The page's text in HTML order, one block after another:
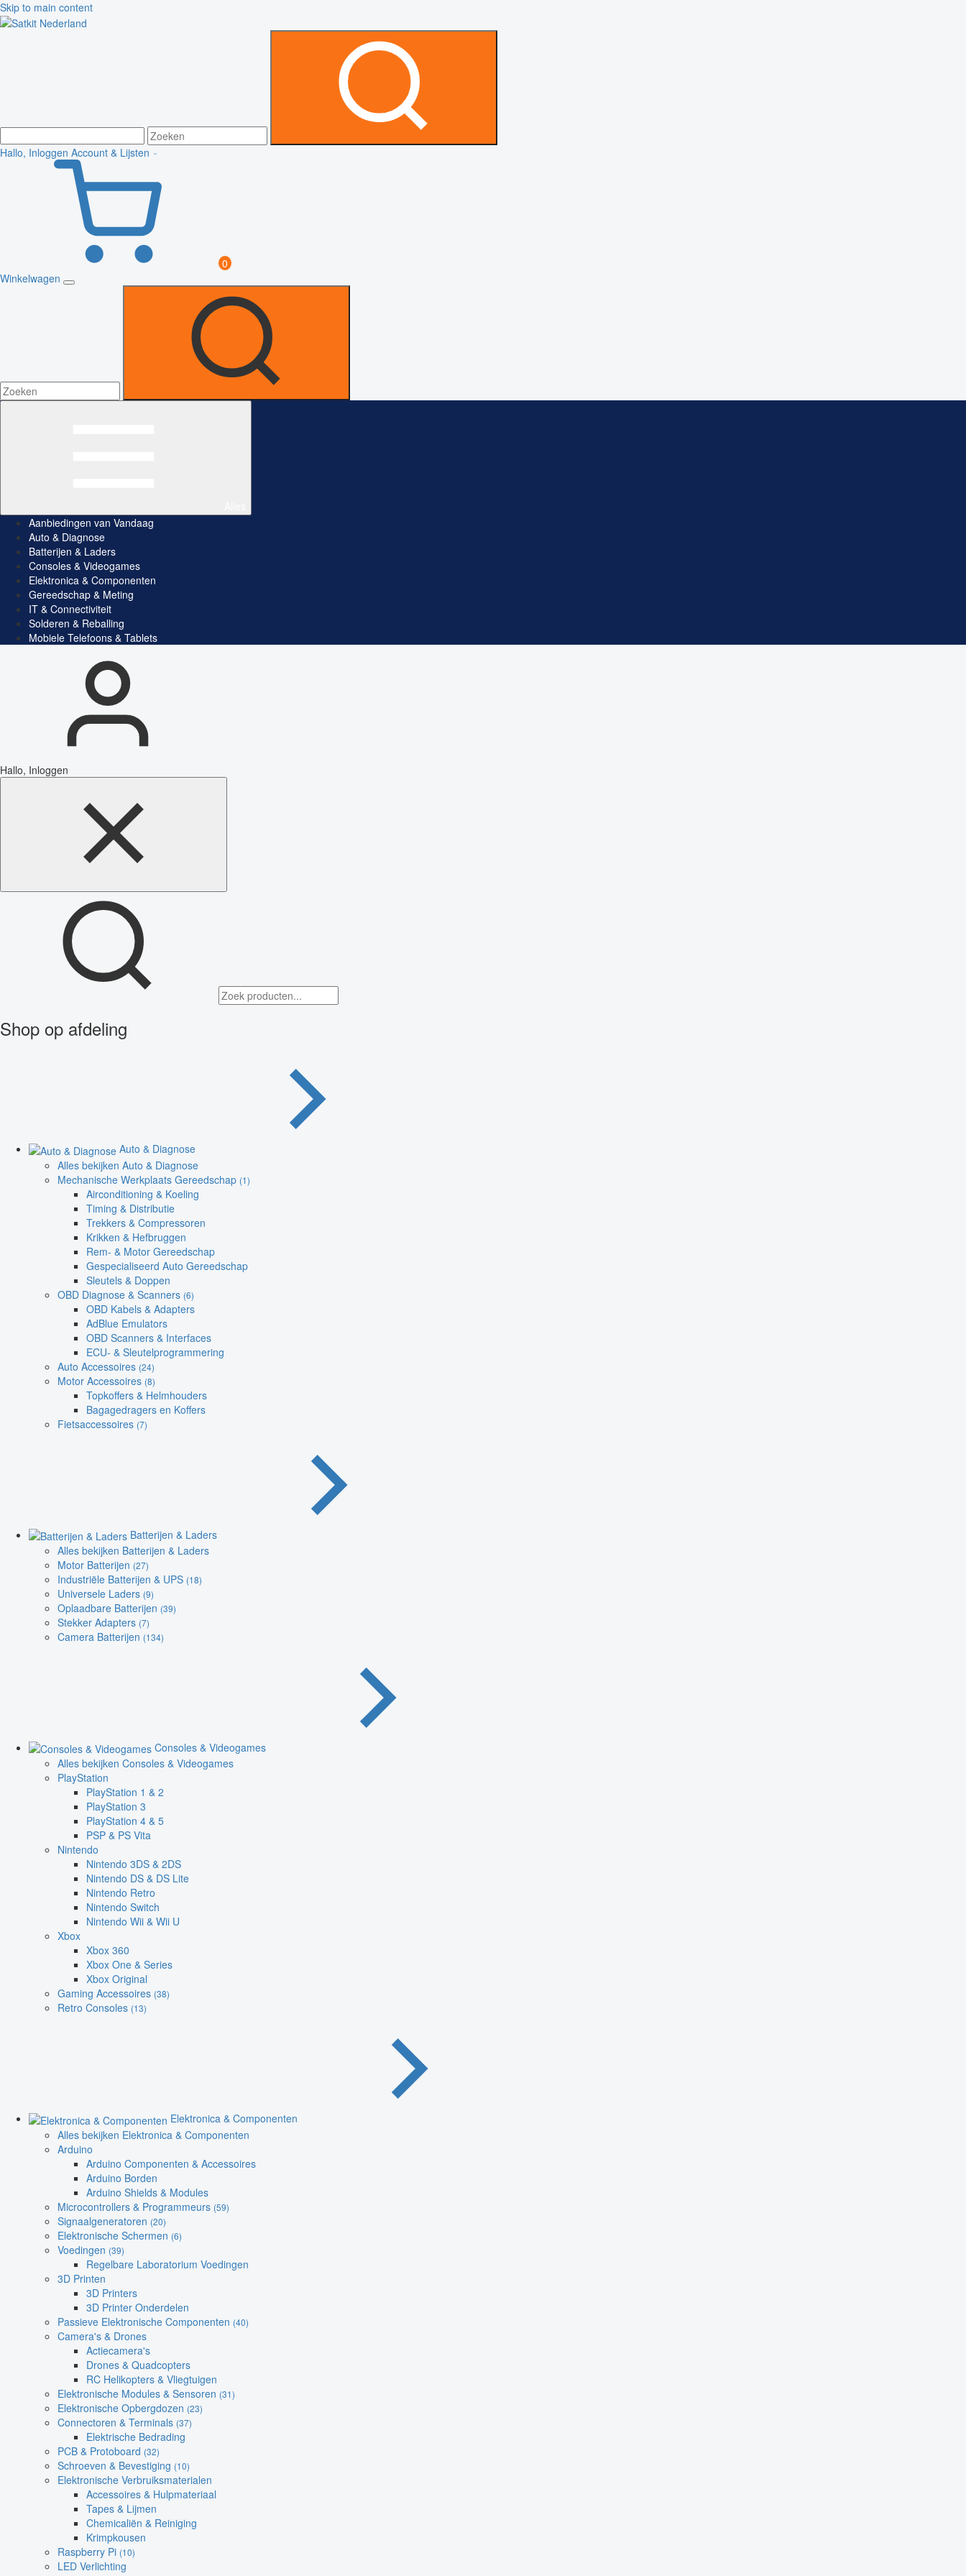
Skip to main content
Hallo, Inloggen Account & Lijsten
0
Winkelwagen
Aanbiedingen van Vandaag
Auto & Diagnose
Batterijen & Laders
Consoles & Videogames
Elektronica & Componenten
Gereedschap & Meting
IT & Connectiviteit
Solderen & Reballing
Mobiele Telefoons & Tablets
Hallo, Inloggen
Shop op afdeling
Auto & Diagnose
Alles bekijken Auto & Diagnose
Mechanische Werkplaats Gereedschap (1)
Airconditioning & Koeling
Timing & Distributie
Trekkers & Compressoren
Krikken & Hefbruggen
Rem- & Motor Gereedschap
Gespecialiseerd Auto Gereedschap
Sleutels & Doppen
OBD Diagnose & Scanners (6)
OBD Kabels & Adapters
AdBlue Emulators
OBD Scanners & Interfaces
ECU- & Sleutelprogrammering
Auto Accessoires (24)
Motor Accessoires (8)
Topkoffers & Helmhouders
Bagagedragers en Koffers
Fietsaccessoires (7)
Batterijen & Laders
Alles bekijken Batterijen & Laders
Motor Batterijen (27)
Industriële Batterijen & UPS (18)
Universele Laders (9)
Oplaadbare Batterijen (39)
Stekker Adapters (7)
Camera Batterijen (134)
Consoles & Videogames
Alles bekijken Consoles & Videogames
PlayStation
PlayStation 1 & 2
PlayStation 3
PlayStation 4 & 5
PSP & PS Vita
Nintendo
Nintendo 3DS & 2DS
Nintendo DS & DS Lite
Nintendo Retro
Nintendo Switch
Nintendo Wii & Wii U
Xbox
Xbox 360
Xbox One & Series
Xbox Original
Gaming Accessoires (38)
Retro Consoles (13)
Elektronica & Componenten
Alles bekijken Elektronica & Componenten
Arduino
Arduino Componenten & Accessoires
Arduino Borden
Arduino Shields & Modules
Microcontrollers & Programmeurs (59)
Signaalgeneratoren (20)
Elektronische Schermen (6)
Voedingen (39)
Regelbare Laboratorium Voedingen
3D Printen
3D Printers
3D Printer Onderdelen
Passieve Elektronische Componenten (40)
Camera's & Drones
Actiecamera's
Drones & Quadcopters
RC Helikopters & Vliegtuigen
Elektronische Modules & Sensoren (31)
Elektronische Opbergdozen (23)
Connectoren & Terminals (37)
Elektrische Bedrading
PCB & Protoboard (32)
Schroeven & Bevestiging (10)
Elektronische Verbruiksmaterialen
Accessoires & Hulpmateriaal
Tapes & Lijmen
Chemicaliën & Reiniging
Krimpkousen
Raspberry Pi (10)
LED Verlichting